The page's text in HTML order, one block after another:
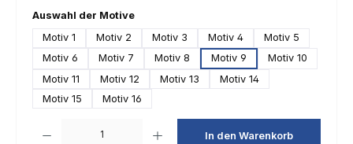
Auswahl der Motiveauswählen
Motiv 1
Motiv 2 Motiv 3 Motiv 4
Motiv 5
Motiv 6
Motiv 7 Motiv 8 Motiv 9
Motiv 10
Motiv 11
Motiv 12 Motiv 13
Motiv 14
Motiv 15
Motiv 16
In den Warenkorb